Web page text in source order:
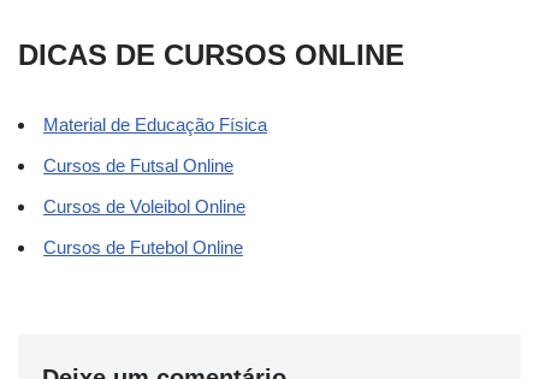
DICAS DE CURSOS ONLINE
Material de Educação Física
Cursos de Futsal Online
Cursos de Voleibol Online
Cursos de Futebol Online